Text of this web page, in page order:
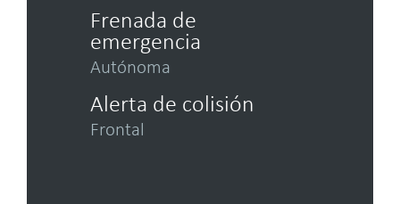
Frenada de
emergencia
Autónoma
Alerta de colisión
Frontal